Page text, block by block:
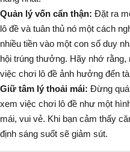
Quản lý vốn cẩn thận: Đặt ra
lô đề và tuân thủ nó một cách
nhiều tiền vào một con số duy
hội trúng thưởng. Hãy nhớ
việc chơi lô đề ảnh hưởng đến
Giữ tâm lý thoải mái: Đừng
xem việc chơi lô đề như một
mái, vui vẻ. Khi bạn cảm thấy
định sáng suốt sẽ giảm sút.